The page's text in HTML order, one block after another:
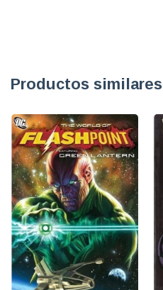
Productos similares